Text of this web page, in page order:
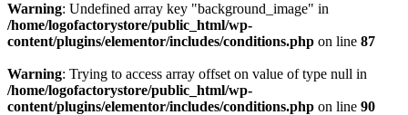
Warning: Undefined array key "background_image" in
/home/logofactorystore/public_html/wp-
content/plugins/elementor/includes/conditions.php on line 87
Warning: Trying to access array offset on value of type null in
/home/logofactorystore/public_html/wp-
content/plugins/elementor/includes/conditions.php on line 90